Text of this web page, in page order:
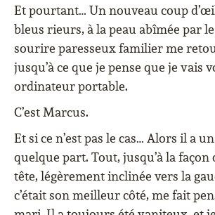
Et pourtant… Un nouveau coup
bleus rieurs, à la peau abîmée par
sourire paresseux familier me
jusqu’à ce que je pense que je vais
ordinateur portable.
C’est Marcus.
Et si ce n’est pas le cas… Alors il a
quelque part. Tout, jusqu’à la
tête, légèrement inclinée vers la
c’était son meilleur côté, me fait